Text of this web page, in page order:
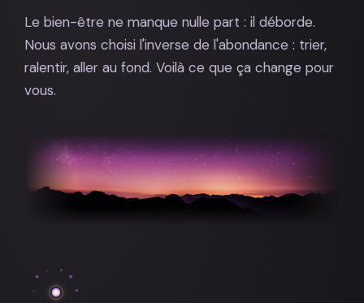
Le bien-être ne manque nulle part : il déborde.
Nous avons choisi l'inverse de l'abondance : trier,
ralentir, aller au fond. Voilà ce que ça change pour
vous.